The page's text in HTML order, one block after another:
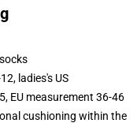
ladies's US
EU measurement 36-46
cushioning within the